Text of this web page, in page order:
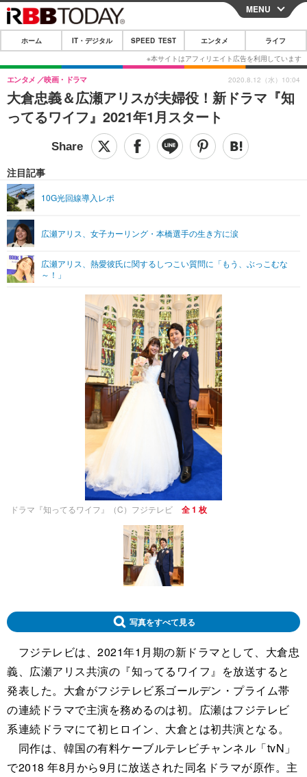
CLOSE
ホーム
IT・デジタル
IT・デジタルTOP スマートフォン
ショッピング その他
SPEED TEST
エンタメTOP 映画・ドラマ
グラビア ブログ
ショッピング その他
ライフTOP
リリース一覧
プッシュ通知の停止方法
MENU
ホーム IT・デジタル SPEED TEST エンタメ ライフ
大倉忠義＆広瀬アリスが夫婦役！新ドラマ『知
ってるワイフ』2021年1月スタート
エンタメ 映画・ドラマ
注目記事
10G光回線導入レポ
広瀬アリス、女子カーリング・本橋選手の生き方に涙
広瀬アリス、熱愛彼氏に関するしつこい質問に「もう、ぶっこむな
～！」
2020.8.12（水）10:04
ドラマ『知ってるワイフ』（C）フジテレビ 全 1 枚
写真をすべて見る
フジテレビは、2021年1月期の新ドラマとして、大倉忠
義、広瀬アリス共演の『知ってるワイフ』を放送すると
発表した。大倉がフジテレビ系ゴールデン・プライム帯
の連続ドラマで主演を務めるのは初。広瀬はフジテレビ
系連続ドラマにて初ヒロイン、大倉とは初共演となる。
同作は、韓国の有料ケーブルテレビチャンネル「tvN」
で2018 年8月から9月に放送された同名ドラマが原作。主